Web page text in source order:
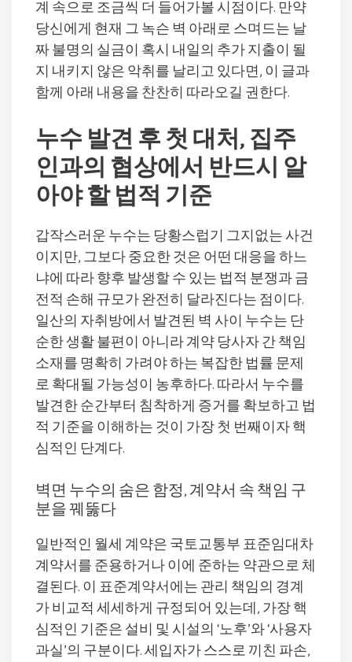
계 속으로 조금씩 더 들어가볼 시점이다. 만약
당신에게 현재 그 녹슨 벽 아래로 스며드는 날
짜 불명의 실금이 혹시 내일의 추가 지출이 될
지 내키지 않은 악취를 날리고 있다면, 이 글과
함께 아래 내용을 찬찬히 따라오길 권한다.
누수 발견 후 첫 대처, 집주
인과의 협상에서 반드시 알
아야 할 법적 기준
갑작스러운 누수는 당황스럽기 그지없는 사건
이지만, 그보다 중요한 것은 어떤 대응을 하느
냐에 따라 향후 발생할 수 있는 법적 분쟁과 금
전적 손해 규모가 완전히 달라진다는 점이다.
일산의 자취방에서 발견된 벽 사이 누수는 단
순한 생활 불편이 아니라 계약 당사자 간 책임
소재를 명확히 가려야 하는 복잡한 법률 문제
로 확대될 가능성이 농후하다. 따라서 누수를
발견한 순간부터 침착하게 증거를 확보하고 법
적 기준을 이해하는 것이 가장 첫 번째이자 핵
심적인 단계다.
벽면 누수의 숨은 함정, 계약서 속 책임 구
분을 꿰뚫다
일반적인 월세 계약은 국토교통부 표준임대차
계약서를 준용하거나 이에 준하는 약관으로 체
결된다. 이 표준계약서에는 관리 책임의 경계
가 비교적 세세하게 규정되어 있는데, 가장 핵
심적인 기준은 설비 및 시설의 ‘노후’와 ‘사용자
과실’의 구분이다. 세입자가 스스로 끼친 파손,